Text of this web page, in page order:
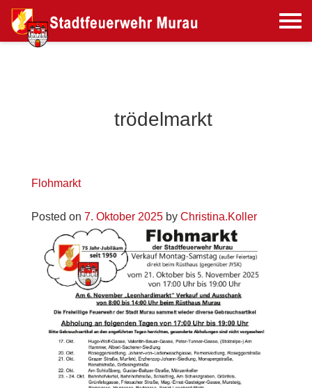
trödelmarkt
Flohmarkt
Posted on 7. Oktober 2025 by Christina.Koller